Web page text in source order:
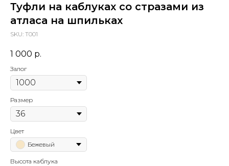
Туфли на каблуках со стразами из
атласа на шпильках
SKU: Т001
1 000 р.
Залог
Размер
Цвет
Бежевый
Высота каблука